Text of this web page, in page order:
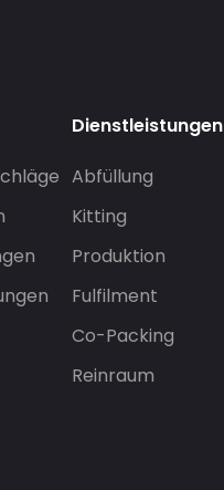
Dienstleistungen
Abfüllung
Kitting
Produktion
Fulfilment
Co-Packing
Reinraum